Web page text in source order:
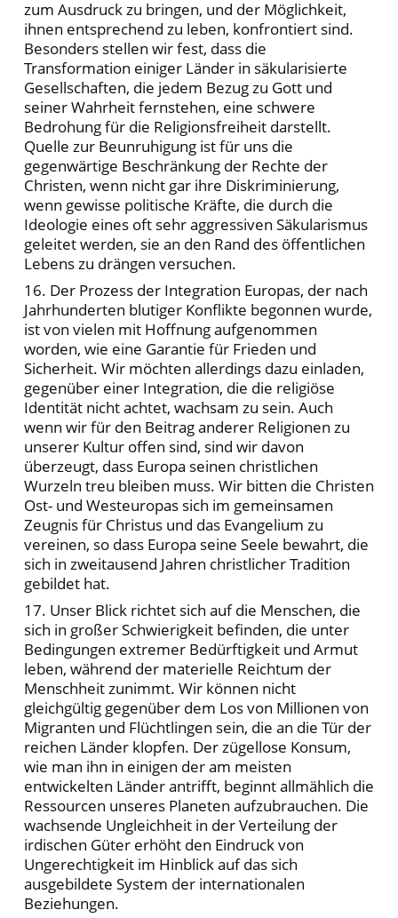
zum Ausdruck zu bringen, und der Möglichkeit,
ihnen entsprechend zu leben, konfrontiert sind.
Besonders stellen wir fest, dass die
Transformation einiger Länder in säkularisierte
Gesellschaften, die jedem Bezug zu Gott und
seiner Wahrheit fernstehen, eine schwere
Bedrohung für die Religionsfreiheit darstellt.
Quelle zur Beunruhigung ist für uns die
gegenwärtige Beschränkung der Rechte der
Christen, wenn nicht gar ihre Diskriminierung,
wenn gewisse politische Kräfte, die durch die
Ideologie eines oft sehr aggressiven Säkularismus
geleitet werden, sie an den Rand des öffentlichen
Lebens zu drängen versuchen.
16. Der Prozess der Integration Europas, der nach
Jahrhunderten blutiger Konflikte begonnen wurde,
ist von vielen mit Hoffnung aufgenommen
worden, wie eine Garantie für Frieden und
Sicherheit. Wir möchten allerdings dazu einladen,
gegenüber einer Integration, die die religiöse
Identität nicht achtet, wachsam zu sein. Auch
wenn wir für den Beitrag anderer Religionen zu
unserer Kultur offen sind, sind wir davon
überzeugt, dass Europa seinen christlichen
Wurzeln treu bleiben muss. Wir bitten die Christen
Ost- und Westeuropas sich im gemeinsamen
Zeugnis für Christus und das Evangelium zu
vereinen, so dass Europa seine Seele bewahrt, die
sich in zweitausend Jahren christlicher Tradition
gebildet hat.
17. Unser Blick richtet sich auf die Menschen, die
sich in großer Schwierigkeit befinden, die unter
Bedingungen extremer Bedürftigkeit und Armut
leben, während der materielle Reichtum der
Menschheit zunimmt. Wir können nicht
gleichgültig gegenüber dem Los von Millionen von
Migranten und Flüchtlingen sein, die an die Tür der
reichen Länder klopfen. Der zügellose Konsum,
wie man ihn in einigen der am meisten
entwickelten Länder antrifft, beginnt allmählich die
Ressourcen unseres Planeten aufzubrauchen. Die
wachsende Ungleichheit in der Verteilung der
irdischen Güter erhöht den Eindruck von
Ungerechtigkeit im Hinblick auf das sich
ausgebildete System der internationalen
Beziehungen.